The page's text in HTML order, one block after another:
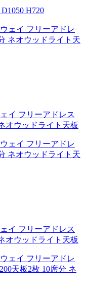
H720
イ フリーアドレス
オウッドライト天板
イ フリーアドレス
オウッドライト天板